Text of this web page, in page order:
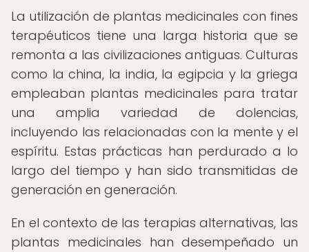
La utilización de plantas medicinales con fines
terapéuticos tiene una larga historia que se
remonta a las civilizaciones antiguas. Culturas
como la china, la india, la egipcia y la griega
empleaban plantas medicinales para tratar
una amplia variedad de dolencias,
incluyendo las relacionadas con la mente y el
espíritu. Estas prácticas han perdurado a lo
largo del tiempo y han sido transmitidas de
generación en generación.
En el contexto de las terapias alternativas, las
plantas medicinales han desempeñado un